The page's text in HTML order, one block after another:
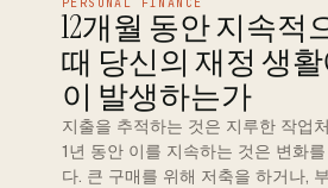
12개월 동안 지속적
때 당신의 재정 생
이 발생하는가
지출을 추적하는 것은 지루한 작업
1년 동안 이를 지속하는 것은 변화
다. 큰 구매를 위해 저축을 하거나,